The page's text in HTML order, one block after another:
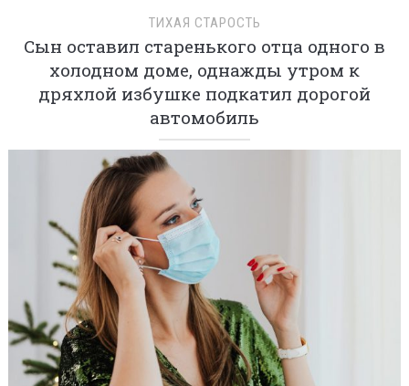
ТИХАЯ СТАРОСТЬ
Сын оставил старенького отца одного в
холодном доме, однажды утром к
дряхлой избушке подкатил дорогой
автомобиль